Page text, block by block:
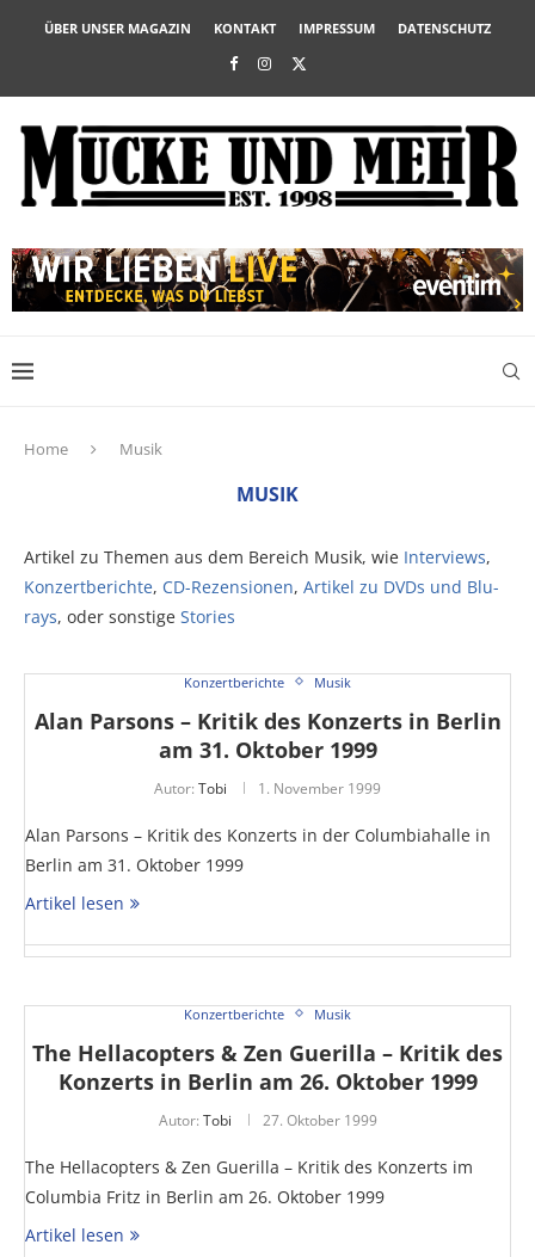
ÜBER UNSER MAGAZIN KONTAKT IMPRESSUM DATENSCHUTZ
Home Musik
MUSIK
Artikel zu Themen aus dem Bereich Musik, wie Interviews,
Konzertberichte, CD-Rezensionen, Artikel zu DVDs und Blu-
rays, oder sonstige Stories
Konzertberichte Musik
Alan Parsons – Kritik des Konzerts in Berlin
am 31. Oktober 1999
Autor: Tobi 1. November 1999
Alan Parsons – Kritik des Konzerts in der Columbiahalle in
Berlin am 31. Oktober 1999
Artikel lesen
Konzertberichte Musik
The Hellacopters & Zen Guerilla – Kritik des
Konzerts in Berlin am 26. Oktober 1999
Autor: Tobi 27. Oktober 1999
The Hellacopters & Zen Guerilla – Kritik des Konzerts im
Columbia Fritz in Berlin am 26. Oktober 1999
Artikel lesen